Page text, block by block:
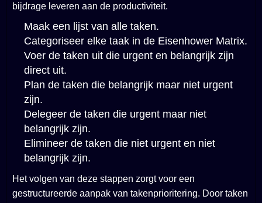
bijdrage leveren aan de productiviteit.
Maak een lijst van alle taken.
Categoriseer elke taak in de Eisenhower Matrix.
Voer de taken uit die urgent en belangrijk zijn
direct uit.
Plan de taken die belangrijk maar niet urgent
zijn.
Delegeer de taken die urgent maar niet
belangrijk zijn.
Elimineer de taken die niet urgent en niet
belangrijk zijn.
Het volgen van deze stappen zorgt voor een
gestructureerde aanpak van takenprioritering. Door taken